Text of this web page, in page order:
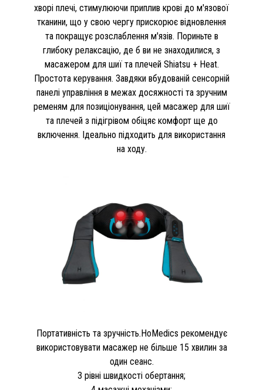
хворі плечі, стимулюючи приплив крові до м'язової
тканини, що у свою чергу прискорює відновлення
та покращує розслаблення м'язів. Пориньте в
глибоку релаксацію, де б ви не знаходилися, з
масажером для шиї та плечей Shiatsu + Heat.
Простота керування. Завдяки вбудованій сенсорній
панелі управління в межах досяжності та зручним
ременям для позиціонування, цей масажер для шиї
та плечей з підігрівом обіцяє комфорт ще до
включення. Ідеально підходить для використання
на ходу.
Портативність та зручність.HoMedics рекомендує
використовувати масажер не більше 15 хвилин за
один сеанс.
3 рівні швидкості обертання;